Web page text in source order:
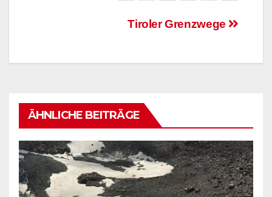
Beitragsnavigation
Tiroler Grenzwege
ÄHNLICHE BEITRÄGE